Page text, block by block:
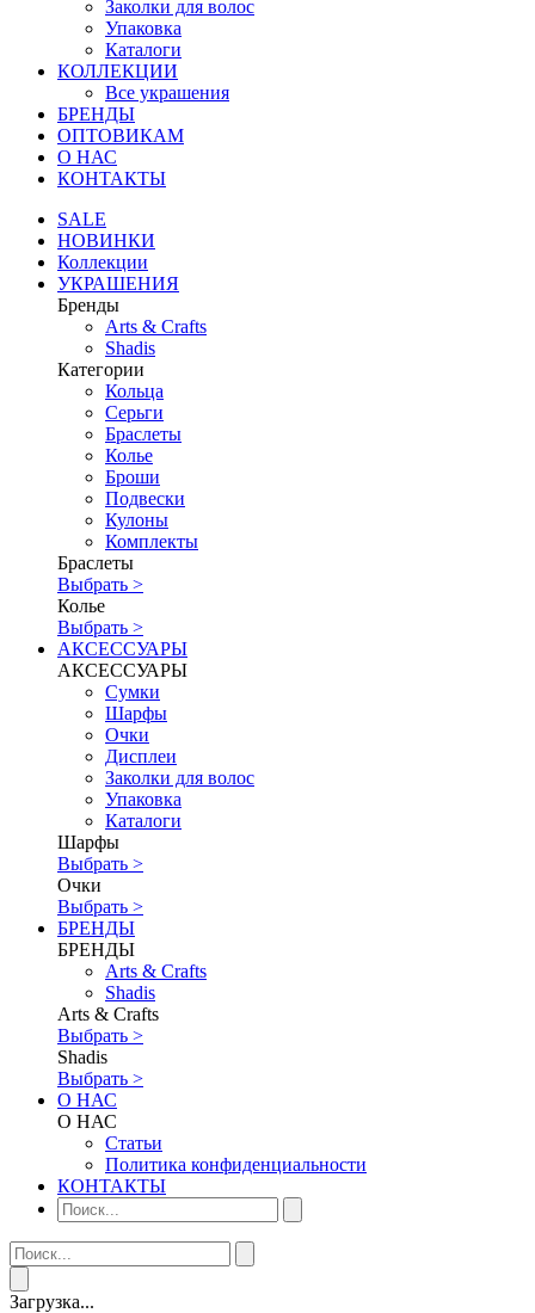
Заколки для волос
Упаковка
Каталоги
КОЛЛЕКЦИИ
Все украшения
БРЕНДЫ
ОПТОВИКАМ
О НАС
КОНТАКТЫ
SALE
НОВИНКИ
Коллекции
УКРАШЕНИЯ
Бренды
Аrts & Сrafts
Shadis
Категории
Кольца
Серьги
Браслеты
Колье
Броши
Подвески
Кулоны
Комплекты
Браслеты
Выбрать >
Колье
Выбрать >
АКСЕССУАРЫ
АКСЕССУАРЫ
Сумки
Шарфы
Очки
Дисплеи
Заколки для волос
Упаковка
Каталоги
Шарфы
Выбрать >
Очки
Выбрать >
БРЕНДЫ
БРЕНДЫ
Аrts & Сrafts
Shadis
Аrts & Сrafts
Выбрать >
Shadis
Выбрать >
О НАС
О НАС
Статьи
Политика конфиденциальности
КОНТАКТЫ
Загрузка...